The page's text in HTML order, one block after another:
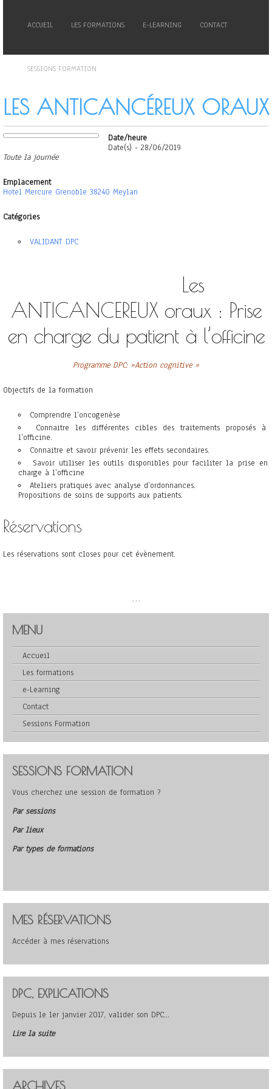
ACCUEIL LES FORMATIONS E-LEARNING CONTACT
SESSIONS FORMATION
LES ANTICANCÉREUX ORAUX
Date/heure
Date(s) - 28/06/2019
Toute la journée
Emplacement
Hotel Mercure Grenoble 38240 Meylan
Catégories
VALIDANT DPC
Les
ANTICANCEREUX oraux : Prise
en charge du patient à l’officine
Programme DPC: »Action cognitive »
Objectifs de la formation
Comprendre l’oncogenèse
Connaitre les différentes cibles des traitements proposés à
l’officine.
Connaitre et savoir prévenir les effets secondaires.
Savoir utiliser les outils disponibles pour faciliter la prise en
charge à l’officine
Ateliers pratiques avec analyse d’ordonnances.
Propositions de soins de supports aux patients.
Réservations
Les réservations sont closes pour cet évènement.
...
MENU
Accueil
Les formations
e-Learning
Contact
Sessions Formation
SESSIONS FORMATION
Vous cherchez une session de formation ?
Par sessions
Par lieux
Par types de formations
MES RÉSERVATIONS
Accéder à mes réservations
DPC, EXPLICATIONS
Depuis le 1er janvier 2017, valider son DPC…
Lire la suite
ARCHIVES